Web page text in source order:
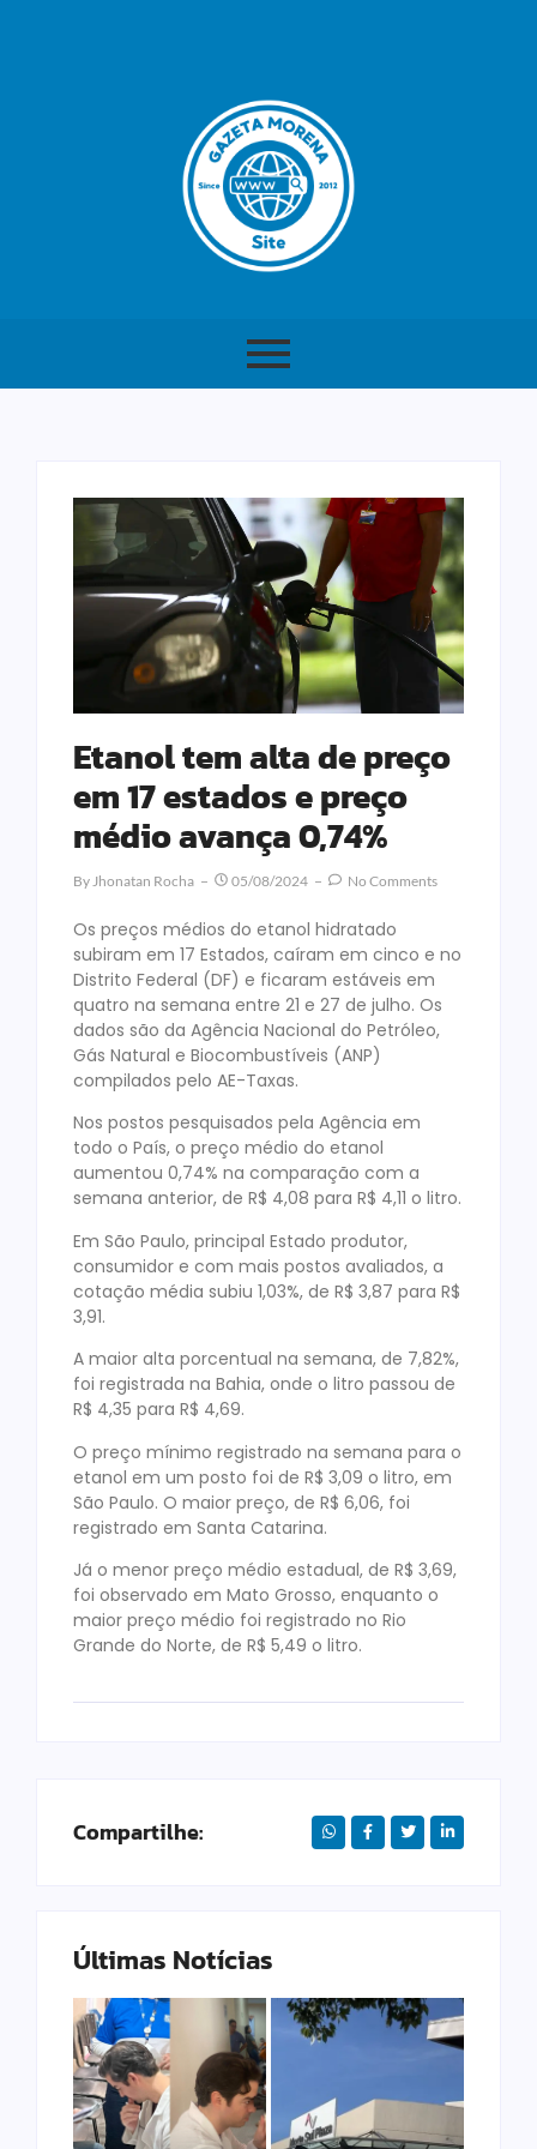
Etanol tem alta de preço
em 17 estados e preço
médio avança 0,74%
ByJhonatan Rocha 05/08/2024 No Comments
Os preços médios do etanol hidratado
subiram em 17 Estados, caíram em cinco e no
Distrito Federal (DF) e ficaram estáveis em
quatro na semana entre 21 e 27 de julho. Os
dados são da Agência Nacional do Petróleo,
Gás Natural e Biocombustíveis (ANP)
compilados pelo AE-Taxas.
Nos postos pesquisados pela Agência em
todo o País, o preço médio do etanol
aumentou 0,74% na comparação com a
semana anterior, de R$ 4,08 para R$ 4,11 o litro.
Em São Paulo, principal Estado produtor,
consumidor e com mais postos avaliados, a
cotação média subiu 1,03%, de R$ 3,87 para R$
3,91.
A maior alta porcentual na semana, de 7,82%,
foi registrada na Bahia, onde o litro passou de
R$ 4,35 para R$ 4,69.
O preço mínimo registrado na semana para o
etanol em um posto foi de R$ 3,09 o litro, em
São Paulo. O maior preço, de R$ 6,06, foi
registrado em Santa Catarina.
Já o menor preço médio estadual, de R$ 3,69,
foi observado em Mato Grosso, enquanto o
maior preço médio foi registrado no Rio
Grande do Norte, de R$ 5,49 o litro.
Compartilhe:
Últimas Notícias